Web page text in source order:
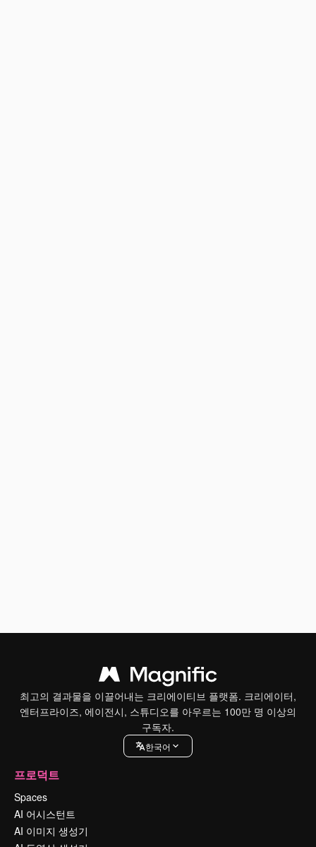
최고의 결과물을 이끌어내는 크리에이티브 플랫폼. 크리에이터,
엔터프라이즈, 에이전시, 스튜디오를 아우르는 100만 명 이상의
구독자.
한국어
프로덕트
Spaces
AI 어시스턴트
AI 이미지 생성기